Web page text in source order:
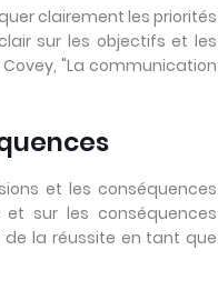
clairement les priorités
sur les objectifs et les
"La communication
et les conséquences
sur les conséquences
de la réussite en tant que